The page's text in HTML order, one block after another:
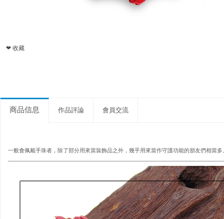
❤ 收藏
商品信息 作品評論 會員交流
一般會佩戴手珠者，除了部分用來當裝飾品之外，幾乎用來當作守護功能的朋友們相當